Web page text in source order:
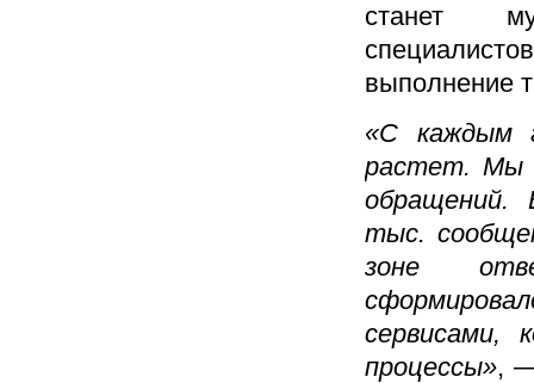
станет
выполнение
«С каждым
растет. Мы
обращений.
тыс.
зоне
сервисами,
процессы»,